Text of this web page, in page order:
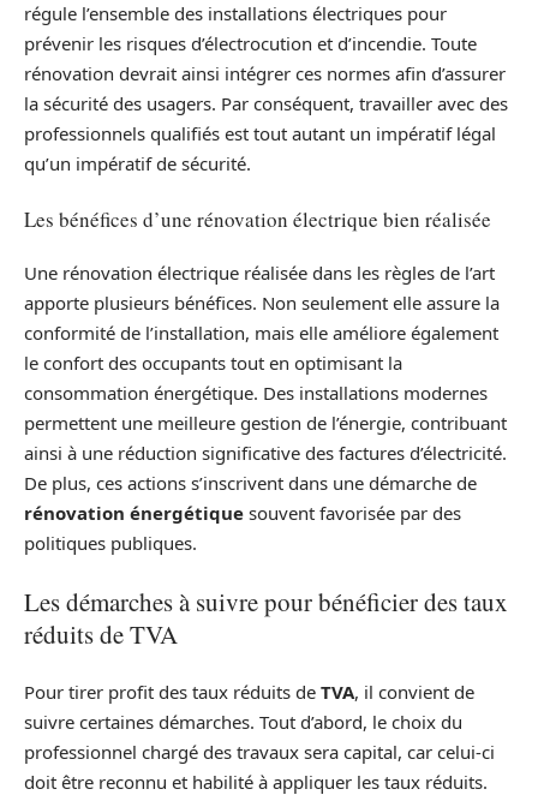
régule l’ensemble des installations électriques pour
prévenir les risques d’électrocution et d’incendie. Toute
rénovation devrait ainsi intégrer ces normes afin d’assurer
la sécurité des usagers. Par conséquent, travailler avec des
professionnels qualifiés est tout autant un impératif légal
qu’un impératif de sécurité.
Les bénéfices d’une rénovation électrique bien réalisée
Une rénovation électrique réalisée dans les règles de l’art
apporte plusieurs bénéfices. Non seulement elle assure la
conformité de l’installation, mais elle améliore également
le confort des occupants tout en optimisant la
consommation énergétique. Des installations modernes
permettent une meilleure gestion de l’énergie, contribuant
ainsi à une réduction significative des factures d’électricité.
De plus, ces actions s’inscrivent dans une démarche de
rénovation énergétique souvent favorisée par des
politiques publiques.
Les démarches à suivre pour bénéficier des taux
réduits de TVA
Pour tirer profit des taux réduits de TVA, il convient de
suivre certaines démarches. Tout d’abord, le choix du
professionnel chargé des travaux sera capital, car celui-ci
doit être reconnu et habilité à appliquer les taux réduits.